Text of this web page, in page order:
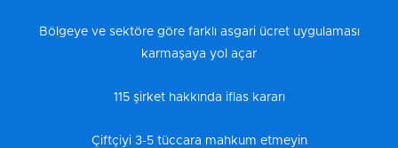
Bölgeye ve sektöre göre farklı asgari ücret uygulaması
karmaşaya yol açar
115 şirket hakkında iflas kararı
Çiftçiyi 3-5 tüccara mahkum etmeyin